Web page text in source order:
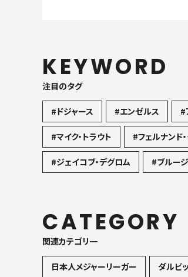
KEYWORD
注目のタグ
#ドジャース #エンゼルス #
#マイク・トラウト #フェルナンド
#ジェイコブ・デグロム #ブルー
CATEGORY
関連カテゴリ一
日本人メジャーリーガー ダルビ